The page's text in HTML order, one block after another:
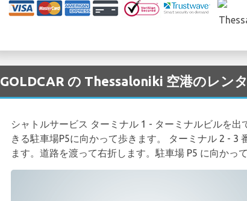
GOLDCAR の Thessaloniki 空港のレン
シャトルサービス ターミナル 1 - ターミナルビルを
きる駐車場P5に向かって歩きます。 ターミナル 2 - 3
ます。道路を渡って右折します。駐車場 P5 に向かっ